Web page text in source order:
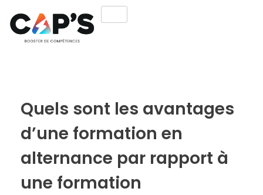
Quels sont les avantages
d’une formation en
alternance par rapport à
une formation